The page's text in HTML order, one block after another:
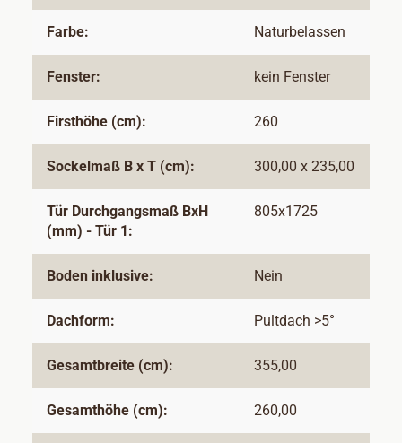
Farbe: Naturbelassen
Fenster: kein Fenster
Firsthöhe (cm): 260
Sockelmaß B x T (cm): 300,00 x 235,00
Tür Durchgangsmaß BxH
(mm) - Tür 1:
805x1725
Boden inklusive: Nein
Dachform: Pultdach >5°
Gesamtbreite (cm): 355,00
Gesamthöhe (cm): 260,00